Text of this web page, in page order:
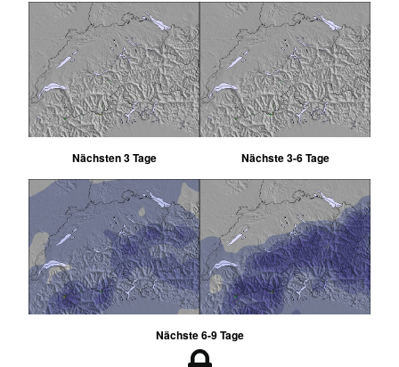
Nächsten 3 Tage Nächste 3-6 Tage
Nächste 6-9 Tage